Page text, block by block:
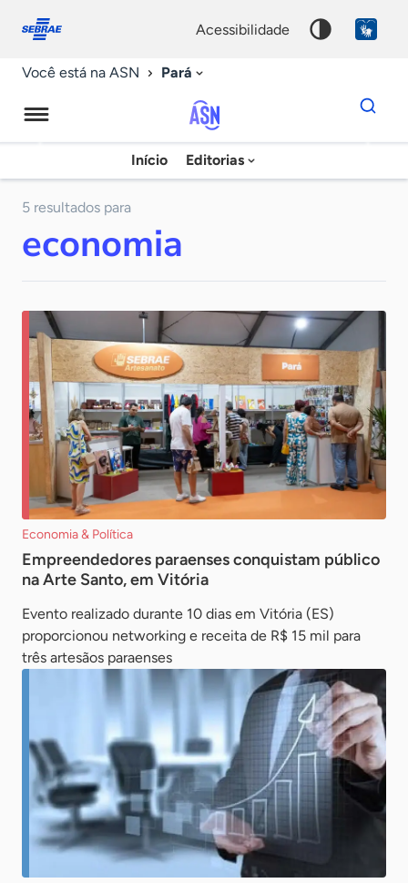
conosco
acessibilidade
Você está na ASN Pará
Agência
Sebrae
Início Editorias
Dados
para
chave
5 resultados para
economia
Economia & Política
Empreendedores paraenses conquistam público
na Arte Santo, em Vitória
Evento realizado durante 10 dias em Vitória (ES)
proporcionou networking e receita de R$ 15 mil para
três artesãos paraenses